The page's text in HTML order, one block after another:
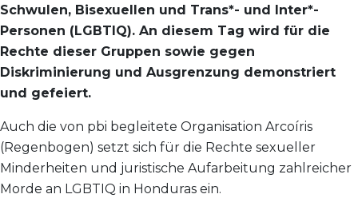
Schwulen, Bisexuellen und Trans*- und Inter*-
Personen (LGBTIQ). An diesem Tag wird für die
Rechte dieser Gruppen sowie gegen
Diskriminierung und Ausgrenzung demonstriert
und gefeiert.
Auch die von pbi begleitete Organisation Arcoíris
(Regenbogen) setzt sich für die Rechte sexueller
Minderheiten und juristische Aufarbeitung zahlreicher
Morde an LGBTIQ in Honduras ein.